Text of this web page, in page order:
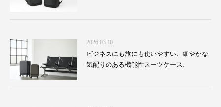
2026.03.10
ビジネスにも旅にも使いやすい、細やかな
気配りのある機能性スーツケース。